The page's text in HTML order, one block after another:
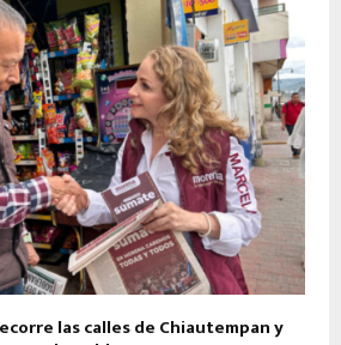
las calles de Chiautempan y